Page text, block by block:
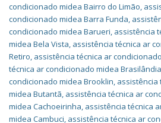
condicionado midea Bairro do Limão,
condicionado midea Barra Funda,
condicionado midea Barueri, assistência
midea Bela Vista, assistência técnica ar
Retiro, assistência técnica ar
técnica ar condicionado midea Brasilândia
condicionado midea Brooklin, assistência
midea Butantã, assistência técnica ar
midea Cachoeirinha, assistência técnica
midea Cambuci, assistência técnica ar